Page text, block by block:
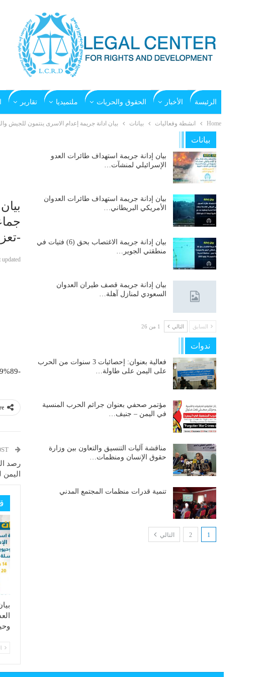
الرئيسة الأخبار الحقوق والحريات ملتميديا تقارير
Home انشطة وفعاليات بيانات بيان ادانة جريمة إعدام الاسرى ينتمون للجيش
-تعز22يوليو2017
updated
PREV POST
رصد
اليمن
بيانات
بيان إدانة جريمة استهداف طائرات العدو
الإسرائيلي لمنشآت…
بيان إدانة جريمة استهداف طائرات العدوان
الأمريكي البريطاني…
بيان إدانة جريمة الاغتصاب بحق (6) فتيات في
منطقتي الجوير…
بيان إدانة جريمة قصف طيران العدوان
السعودي لمنازل آهلة…
السابق التالي 1 من 26
ندوات
فعالية بعنوان: إحصائيات 3 سنوات من الحرب
على اليمن على طاولة…
مؤتمر صحفي بعنوان جرائم الحرب المنسية
في اليمن – جنيف…
مناقشة آليات التنسيق والتعاون بين وزارة
حقوق الإنسان ومنظمات…
تنمية قدرات منظمات المجتمع المدني
1
2 التالي